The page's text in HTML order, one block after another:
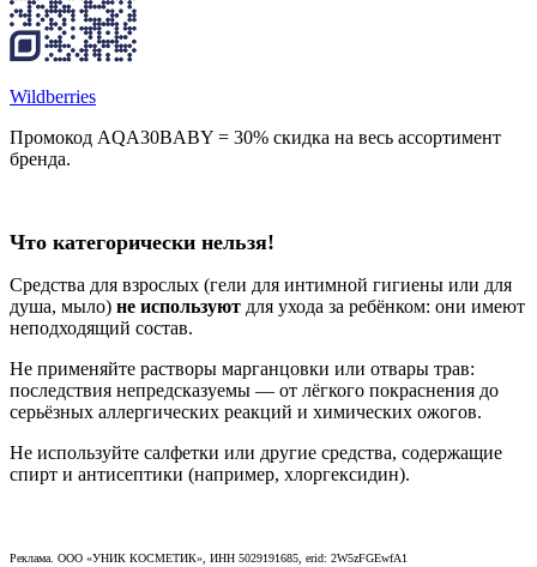
Wildberries
Промокод AQA30BABY = 30% скидка на весь ассортимент
бренда.
Что категорически нельзя!
Средства для взрослых (гели для интимной гигиены или для
душа, мыло) не используют для ухода за ребёнком: они имеют
неподходящий состав.
Не применяйте растворы марганцовки или отвары трав:
последствия непредсказуемы — от лёгкого покраснения до
серьёзных аллергических реакций и химических ожогов.
Не используйте салфетки или другие средства, содержащие
спирт и антисептики (например, хлоргексидин).
Реклама. ООО «УНИК КОСМЕТИК», ИНН 5029191685, erid: 2W5zFGEwfA1